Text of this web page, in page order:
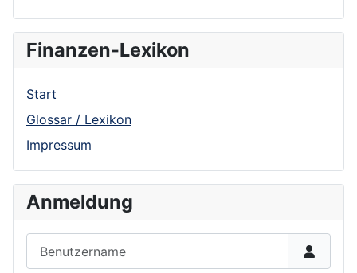
Finanzen-Lexikon
Start
Glossar / Lexikon
Impressum
Anmeldung